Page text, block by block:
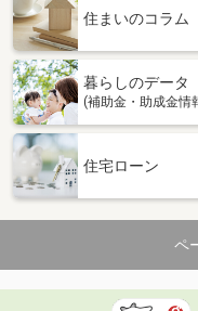
価 格
専有面積
間取り
鳥取県東伯郡琴浦町大
住 所
専有面積
間取り
鳥取県鳥取市国府町宮
住まいのコラム
暮らしのデータ
(補助金・助成金情
住宅ローン
ペ